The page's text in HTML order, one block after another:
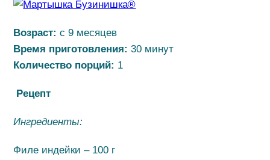
Возраст:с 9 месяцев
Время приготовления:30 минут
Количество порций: 1
Рецепт
Ингредиенты:
Филе индейки – 100 г